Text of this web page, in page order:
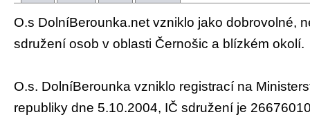
O.s DolníBerounka.net vzniklo jako dobrovolné,
sdružení osob v oblasti Černošic a blízkém okolí.
O.s. DolníBerounka vzniklo registrací na
republiky dne 5.10.2004, IČ sdružení je